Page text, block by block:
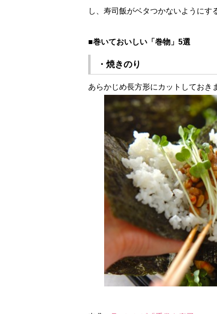
し、寿司飯がベタつかないようにす
■巻いておいしい「巻物」5選
・焼きのり
あらかじめ長方形にカットしておき